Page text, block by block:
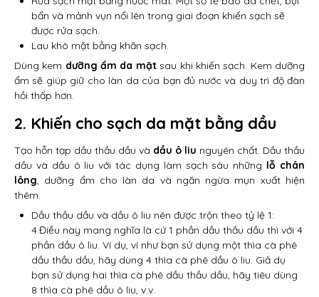
bẩn và mảnh vụn nổi lên trong giai đoạn khiến sạch sẽ
được rửa sạch.
Lau khô mặt bằng khăn sạch.
Dùng kem dưỡng ẩm da mặtsau khi khiến sạch. Kem dưỡng
ẩm sẽ giúp giữ cho làn da của bạn đủ nước và duy trì độ đàn
hồi thấp hơn.
2. Khiến cho sạch da mặt bằng dầu
Tạo hỗn tạp dầu thầu dầu và dầu ô liu nguyên chất. Dầu thầu
dầu và dầu ô liu với tác dụng làm sạch sâu những lỗ chân
lông, dưỡng ẩm cho làn da và ngăn ngừa mụn xuất hiện
thêm.
Dầu thầu dầu và dầu ô liu nên được trộn theo tỷ lệ 1:
4.Điều này mang nghĩa là cứ 1 phần dầu thầu dầu thì với 4
phần dầu ô liu. Ví dụ, ví như bạn sử dụng một thìa cà phê
dầu thầu dầu, hãy dùng 4 thìa cà phê dầu ô liu. Giả dụ
bạn sử dụng hai thìa cà phê dầu thầu dầu, hãy tiêu dùng
8 thìa cà phê dầu ô liu, v.v.